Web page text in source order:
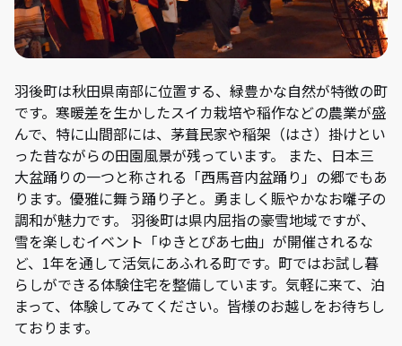
羽後町は秋田県南部に位置する、緑豊かな自然が特徴の町
です。寒暖差を生かしたスイカ栽培や稲作などの農業が盛
んで、特に山間部には、茅葺民家や稲架（はさ）掛けとい
った昔ながらの田園風景が残っています。 また、日本三
大盆踊りの一つと称される「西馬音内盆踊り」の郷でもあ
ります。優雅に舞う踊り子と。勇ましく賑やかなお囃子の
調和が魅力です。 羽後町は県内屈指の豪雪地域ですが、
雪を楽しむイベント「ゆきとぴあ七曲」が開催されるな
ど、1年を通して活気にあふれる町です。町ではお試し暮
らしができる体験住宅を整備しています。気軽に来て、泊
まって、体験してみてください。皆様のお越しをお待ちし
ております。